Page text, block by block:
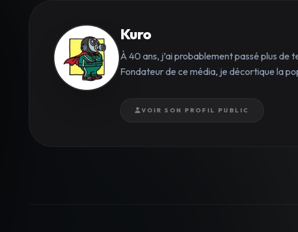
Kuro
À 40 ans, j’ai probablement passé plus de
Fondateur de ce média, je décortique la
VOIR SON PROFIL PUBLIC